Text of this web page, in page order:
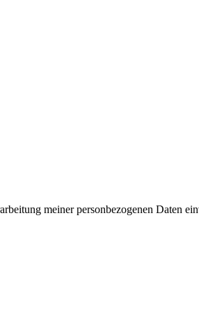
meiner personbezogenen Daten